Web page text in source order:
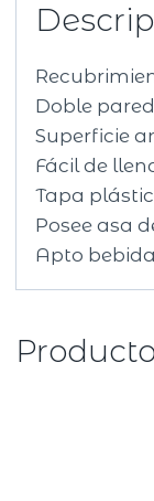
Doble
Superficie
Fácil de
Tapa
Posee asa
Apto